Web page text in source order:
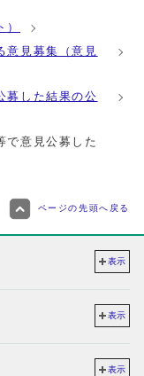
意見募集（意見
募した結果の公
意見公募した
ページの先頭へ戻る
表示
表示
表示